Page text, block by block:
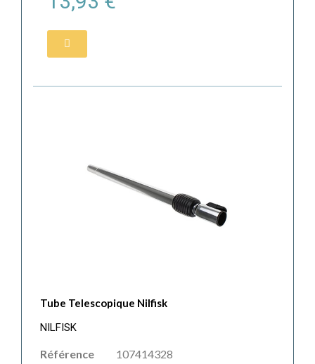
Tube Telescopique Nilfisk
NILFISK
Référence 107414328